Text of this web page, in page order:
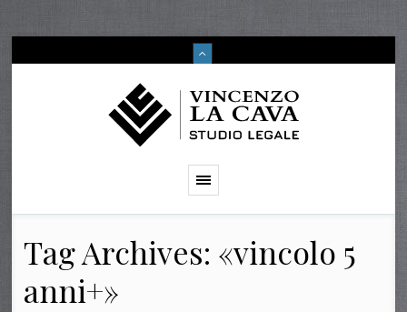
Tag Archives: «vincolo 5
anni+»